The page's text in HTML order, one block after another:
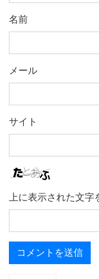
名前
メール
サイト
上に表示された文字